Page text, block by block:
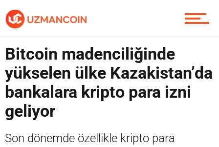
Soru Sor
Bitcoin madenciliğinde
yükselen ülke Kazakistan’da
bankalara kripto para izni
geliyor
Son dönemde özellikle kripto para